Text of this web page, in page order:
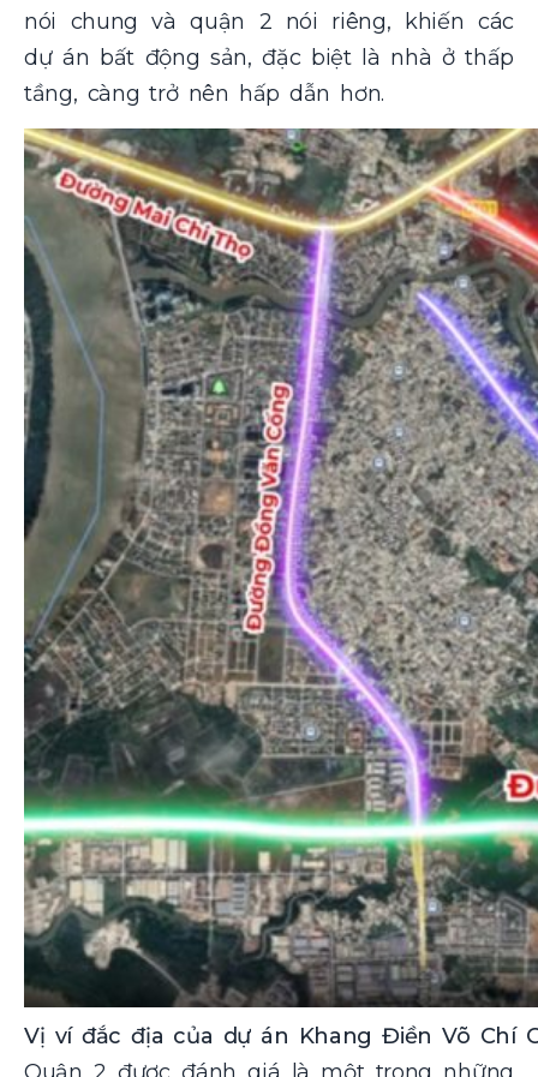
nói chung và quận 2 nói riêng, khiến các
dự án bất động sản, đặc biệt là nhà ở thấp
tầng, càng trở nên hấp dẫn hơn.
Vị ví đắc địa của dự án Khang Điền Võ Chí